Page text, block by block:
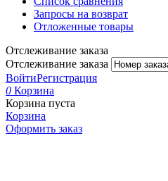
Запросы на возврат
Отложенные товары
Отслеживание заказа
Отслеживание заказа
ВойтиРегистрация
0 Корзина
Корзина пуста
Корзина
Оформить заказ